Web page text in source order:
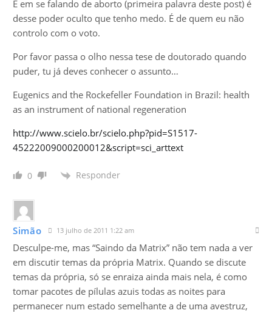
E em se falando de aborto (primeira palavra deste post) é
desse poder oculto que tenho medo. É de quem eu não
controlo com o voto.
Por favor passa o olho nessa tese de doutorado quando
puder, tu já deves conhecer o assunto…
Eugenics and the Rockefeller Foundation in Brazil: health
as an instrument of national regeneration
http://www.scielo.br/scielo.php?pid=S1517-
45222009000200012&script=sci_arttext
0 Responder
Simão 13 julho de 2011 1:22 am
Desculpe-me, mas “Saindo da Matrix” não tem nada a ver
em discutir temas da própria Matrix. Quando se discute
temas da própria, só se enraiza ainda mais nela, é como
tomar pacotes de pílulas azuis todas as noites para
permanecer num estado semelhante a de uma avestruz,